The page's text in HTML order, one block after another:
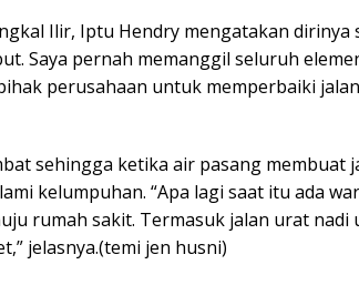
Ilir, Iptu Hendry mengatakan dirinya
Saya pernah memanggil seluruh
perusahaan untuk memperbaiki
sehingga ketika air pasang membuat
kelumpuhan. “Apa lagi saat itu ada
rumah sakit. Termasuk jalan urat nadi
jelasnya.(temi jen husni)